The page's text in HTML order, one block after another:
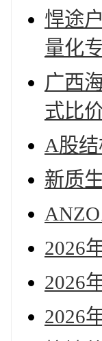
悍途
量化
广西
式比价
A股
新质
2026
2026
2026